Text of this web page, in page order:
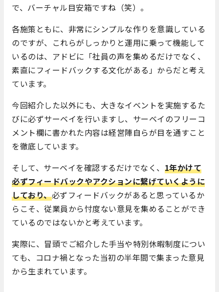
で、バーチャル目安箱ですね（笑）。
各施策ともに、非常にシンプルな作りを意識している
のですが、これらがしっかりと運用に乗って機能して
いるのは、アドビに「社員の声を集めるだけでなく、
素直にフィードバックする文化がある」からだと考え
ています。
今回紹介した以外にも、大きなイベントを実施するた
びに必ずサーベイを行いますし、サーベイのフリーコ
メント欄に書かれた内容は経営陣自らが目を通すこと
を徹底しています。
そして、サーベイを確認するだけでなく、 1年かけて
必ずフィードバックやアクションに繋げていくように
しており、必ずフィードバックがあると思っているか
らこそ、従業員から忖度ない意見を集めることができ
ているのではないかと考えています。
実際に、冒頭でご紹介した手当や特別休暇制度につい
ても、コロナ禍となった当初の半年間で集まった意見
から生まれています。